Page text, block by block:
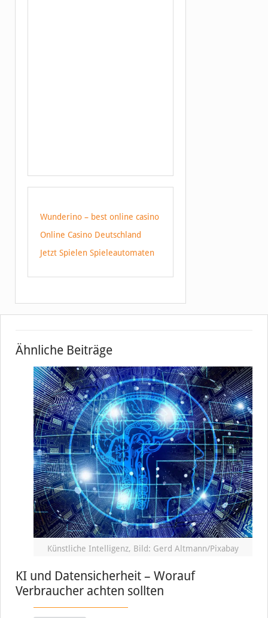
Wunderino – best online casino
Online Casino Deutschland
Jetzt Spielen Spieleautomaten
Ähnliche Beiträge
Künstliche Intelligenz, Bild: Gerd Altmann/Pixabay
KI und Datensicherheit – Worauf
Verbraucher achten sollten